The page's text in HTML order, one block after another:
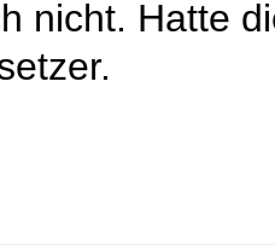
nicht. Hatte